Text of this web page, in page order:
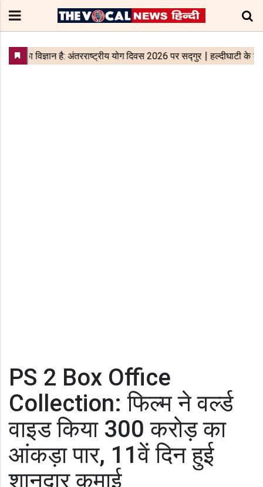
PS 2 Box Office
Collection: फिल्म ने वर्ल्ड
वाइड किया 300 करोड़ का
आंकड़ा पार, 11वें दिन हुई
शानदार कमाई